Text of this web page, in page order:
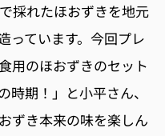
採れたほおずきを地元
っています。今回プレ
用のほおずきのセット
時期！」と小平さん、
ずき本来の味を楽しん